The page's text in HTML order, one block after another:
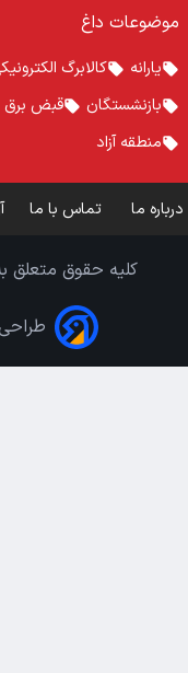
موضوعات داغ
یارانه کالابرگ
بازنشستگان
قبض برق
منطقه آزاد
درباره ما تماس با ما
کلیه حقوق متعلق